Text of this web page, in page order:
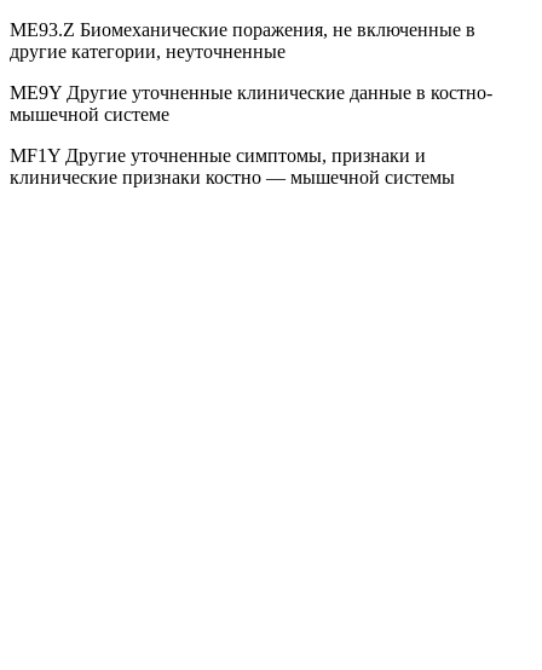
ME93.Z Биомеханические поражения, не включенные в
другие категории, неуточненные
ME9Y Другие уточненные клинические данные в костно-
мышечной системе
MF1Y Другие уточненные симптомы, признаки и
клинические признаки костно — мышечной системы